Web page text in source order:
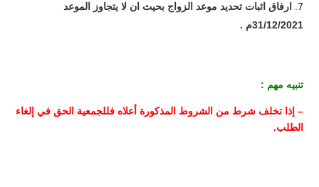
ارفاق اثبات تحديد موعد الزواج بحيث ان لا يتجاوز الموعد
31/12/2021م
.
تنبيه مهم :
– إذا تخلف شرط من الشروط المذكورة أعلاه فللجمعية الحق في إلغاء
الطلب.